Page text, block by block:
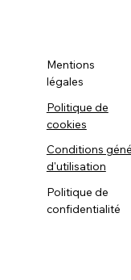
Mentions
légales
Politique de
cookies
Conditions
d'utilisation
Politique de
confidentialité